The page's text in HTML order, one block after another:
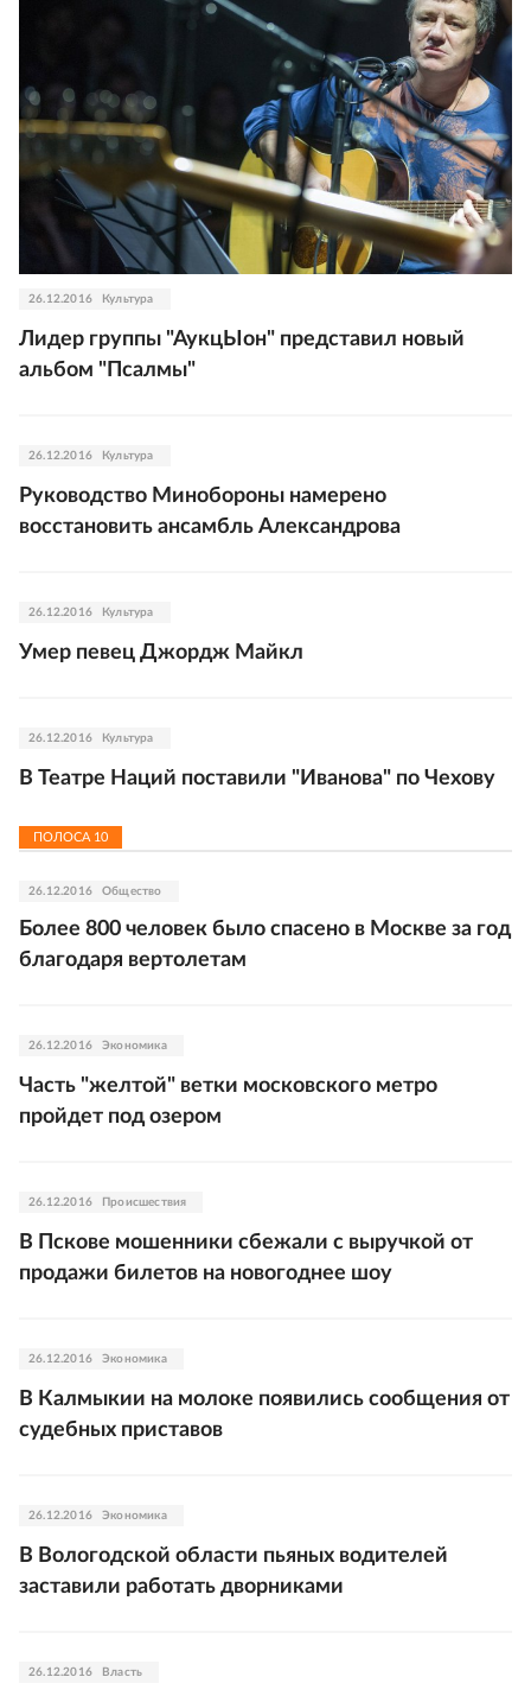
26.12.2016 Культура
Лидер группы "АукцЫон" представил новый
альбом "Псалмы"
26.12.2016 Культура
Руководство Минобороны намерено
восстановить ансамбль Александрова
26.12.2016 Культура
Умер певец Джордж Майкл
26.12.2016 Культура
В Театре Наций поставили "Иванова" по Чехову
ПОЛОСА 10
26.12.2016 Общество
Более 800 человек было спасено в Москве за год
благодаря вертолетам
26.12.2016 Экономика
Часть "желтой" ветки московского метро
пройдет под озером
26.12.2016 Происшествия
В Пскове мошенники сбежали с выручкой от
продажи билетов на новогоднее шоу
26.12.2016 Экономика
В Калмыкии на молоке появились сообщения от
судебных приставов
26.12.2016 Экономика
В Вологодской области пьяных водителей
заставили работать дворниками
26.12.2016 Власть